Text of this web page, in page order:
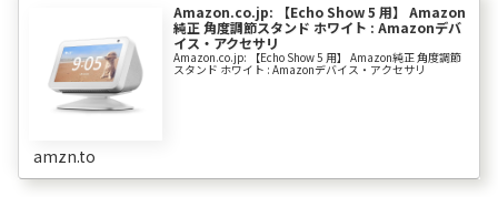
Amazon.co.jp: 【Echo Show 5 用】 Amazon
純正 角度調節スタンド ホワイト : Amazonデバ
イス・アクセサリ
Amazon.co.jp: 【Echo Show 5 用】 Amazon純正 角度調節
スタンド ホワイト : Amazonデバイス・アクセサリ
amzn.to